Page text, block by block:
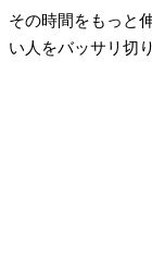
その時間をもっと
い人をバッサリ切